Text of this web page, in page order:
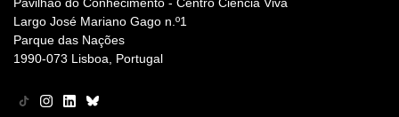
Largo José Mariano Gago n.º1
Parque das Nações
1990-073 Lisboa, Portugal